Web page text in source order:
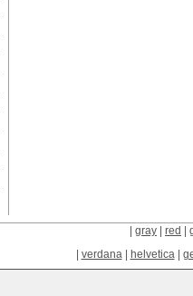
gray red
verdana| helvetica|